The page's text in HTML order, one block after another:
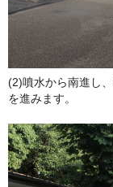
(2)噴水から南進し
を進みます。